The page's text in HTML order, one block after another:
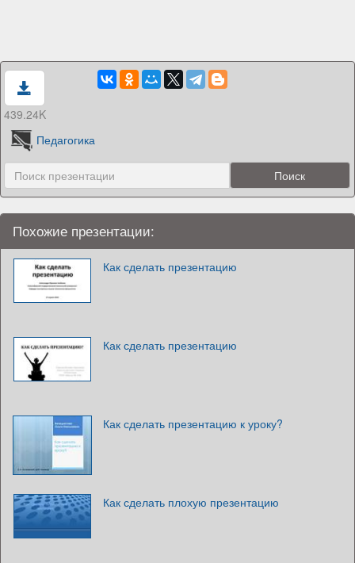
439.24K
Педагогика
Похожие презентации:
Как сделать презентацию
Как сделать презентацию
Как сделать презентацию к уроку?
Как сделать плохую презентацию